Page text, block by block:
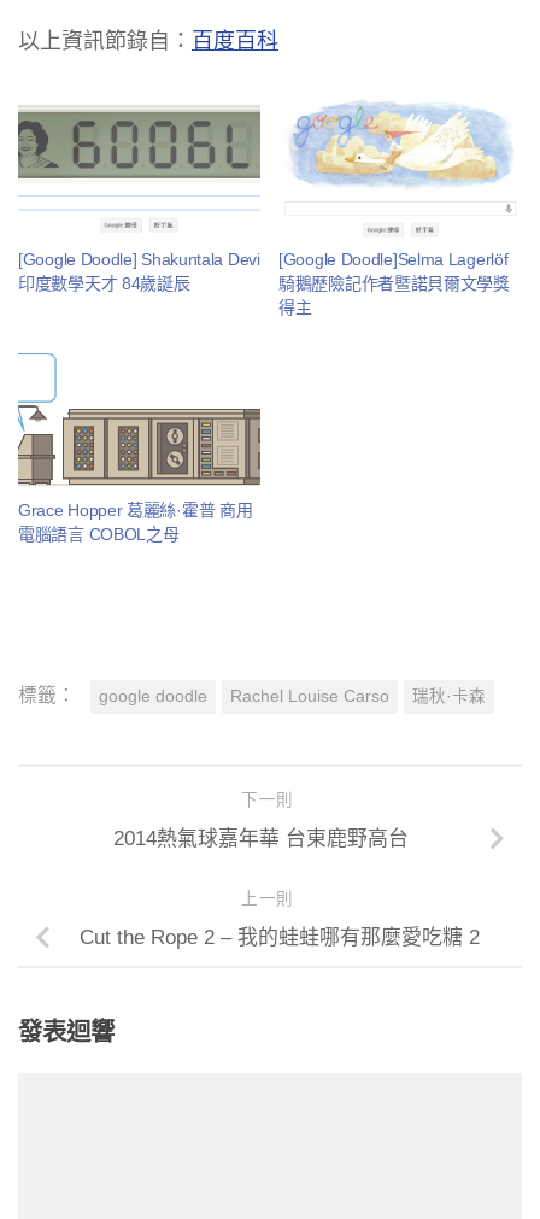
以上資訊節錄自： 百度百科
[Google Doodle] Shakuntala Devi
印度數學天才 84歲誕辰
[Google Doodle]Selma Lagerlöf
騎鵝歷險記作者暨諾貝爾文學獎
得主
Grace Hopper 葛麗絲·霍普 商用
電腦語言 COBOL之母
標籤： google doodle Rachel Louise Carso 瑞秋·卡森
下一則
2014熱氣球嘉年華 台東鹿野高台
上一則
Cut the Rope 2 – 我的蛙蛙哪有那麼愛吃糖 2
發表迴響